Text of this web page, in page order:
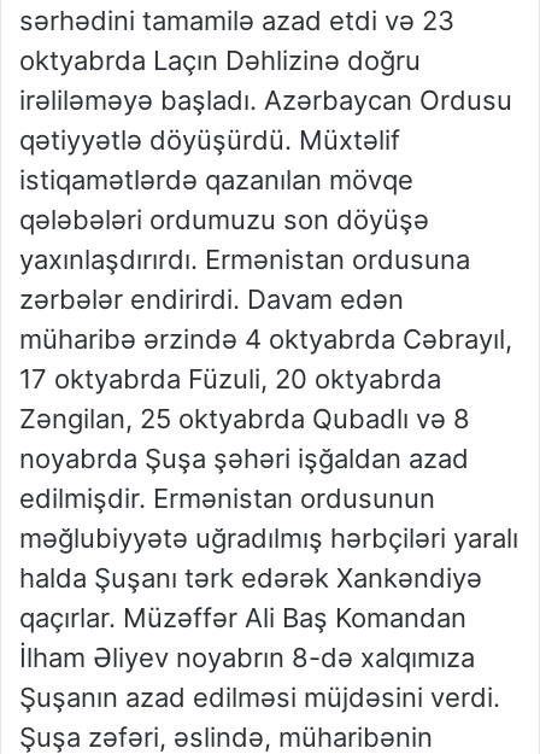
sərhədini tamamilə azad etdi və 23
oktyabrda Laçın Dəhlizinə doğru
irəliləməyə başladı. Azərbaycan Ordusu
qətiyyətlə döyüşürdü. Müxtəlif
istiqamətlərdə qazanılan mövqe
qələbələri ordumuzu son döyüşə
yaxınlaşdırırdı. Ermənistan ordusuna
zərbələr endirirdi. Davam edən
müharibə ərzində 4 oktyabrda Cəbrayıl,
17 oktyabrda Füzuli, 20 oktyabrda
Zəngilan, 25 oktyabrda Qubadlı və 8
noyabrda Şuşa şəhəri işğaldan azad
edilmişdir. Ermənistan ordusunun
məğlubiyyətə uğradılmış hərbçiləri yaralı
halda Şuşanı tərk edərək Xankəndiyə
qaçırlar. Müzəffər Ali Baş Komandan
İlham Əliyev noyabrın 8-də xalqımıza
Şuşanın azad edilməsi müjdəsini verdi.
Şuşa zəfəri, əslində, müharibənin